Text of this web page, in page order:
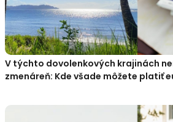
V týchto dovolenkových krajinách
zmenáreň: Kde všade môžete platiť